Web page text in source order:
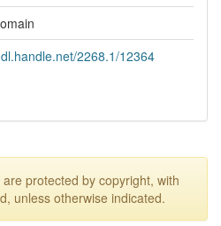
2268.1/12364
protected by copyright, with
unless otherwise indicated.